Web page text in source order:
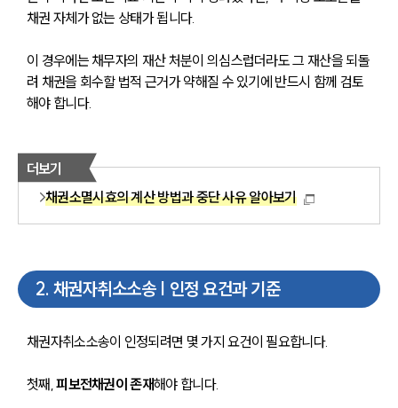
채권 자체가 없는 상태가 됩니다.
이 경우에는 채무자의 재산 처분이 의심스럽더라도 그 재산을 되돌
려 채권을 회수할 법적 근거가 약해질 수 있기에 반드시 함께 검토
해야 합니다.
더보기
채권소멸시효의 계산 방법과 중단 사유 알아보기
2. 채권자취소소송 | 인정 요건과 기준
채권자취소소송이 인정되려면 몇 가지 요건이 필요합니다.
첫째, 피보전채권이 존재해야 합니다.